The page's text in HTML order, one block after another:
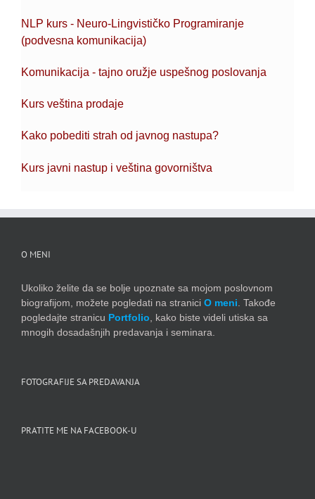
NLP kurs - Neuro-Lingvističko Programiranje
(podvesna komunikacija)
Komunikacija - tajno oružje uspešnog poslovanja
Kurs veština prodaje
Kako pobediti strah od javnog nastupa?
Kurs javni nastup i veština govorništva
O MENI
Ukoliko želite da se bolje upoznate sa mojom poslovnom
biografijom, možete pogledati na stranici O meni . Takođe
pogledajte stranicu Portfolio , kako biste videli utiska sa
mnogih dosadašnjih predavanja i seminara.
FOTOGRAFIJE SA PREDAVANJA
PRATITE ME NA FACEBOOK-U